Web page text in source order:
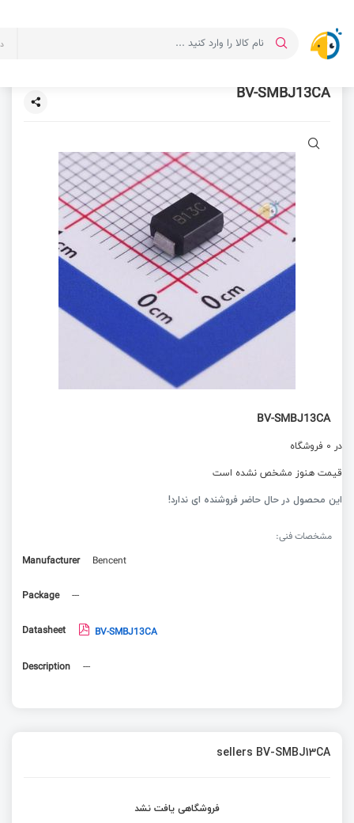
BV-SMBJ13CA
BV-SMBJ13CA
در 0 فروشگاه
قیمت هنوز مشخص نشده است
این محصول در حال حاضر فروشنده ای ندارد!
مشخصات فنی:
Manufacturer
Bencent
Package ---
Datasheet BV-SMBJ13CA
Description ---
sellers BV-SMBJ13CA
فروشگاهی یافت نشد